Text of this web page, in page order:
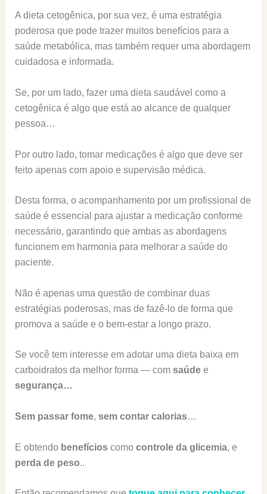
A dieta cetogênica, por sua vez, é uma estratégia
poderosa que pode trazer muitos benefícios para a
saúde metabólica, mas também requer uma abordagem
cuidadosa e informada.
Se, por um lado, fazer uma dieta saudável como a
cetogênica é algo que está ao alcance de qualquer
pessoa…
Por outro lado, tomar medicações é algo que deve ser
feito apenas com apoio e supervisão médica.
Desta forma, o acompanhamento por um profissional de
saúde é essencial para ajustar a medicação conforme
necessário, garantindo que ambas as abordagens
funcionem em harmonia para melhorar a saúde do
paciente.
Não é apenas uma questão de combinar duas
estratégias poderosas, mas de fazê-lo de forma que
promova a saúde e o bem-estar a longo prazo.
Se você tem interesse em adotar uma dieta baixa em
carboidratos da melhor forma — com saúdee
segurança…
Sem passar fome, sem contar calorias…
E obtendo benefícioscomo controle da glicemia, e
perda de peso..